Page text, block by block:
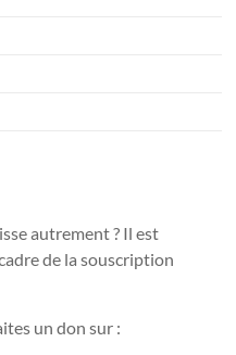
autrement ? Il est
de la souscription
un don sur :